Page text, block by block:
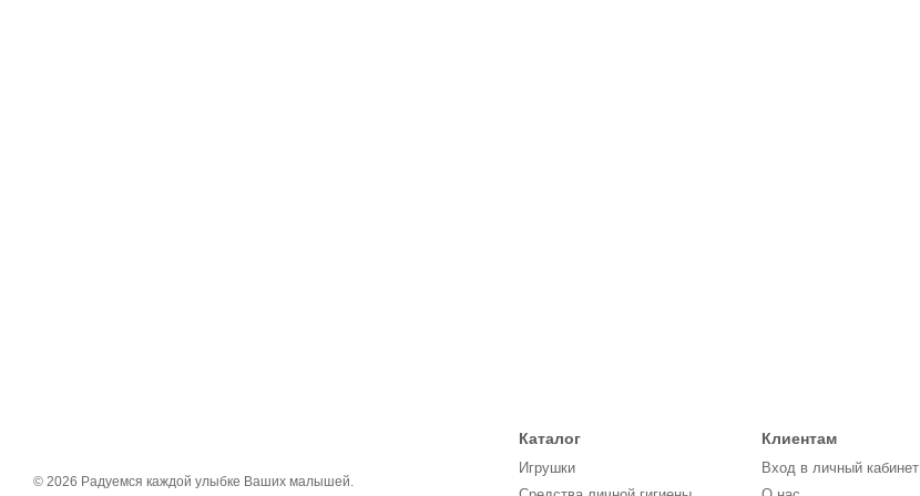
© 2026 Радуемся каждой улыбке Ваших малышей.
Каталог
Игрушки
Клиентам
Вход в личный кабинет